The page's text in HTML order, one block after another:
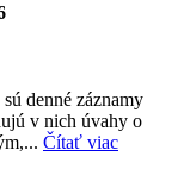
denné záznamy
v nich úvahy o
Čítať viac